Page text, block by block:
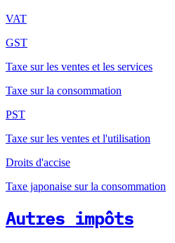
VAT
GST
Taxe sur les ventes et les services
Taxe sur la consommation
PST
Taxe sur les ventes et l'utilisation
Droits d'accise
Taxe japonaise sur la consommation
Autres impôts